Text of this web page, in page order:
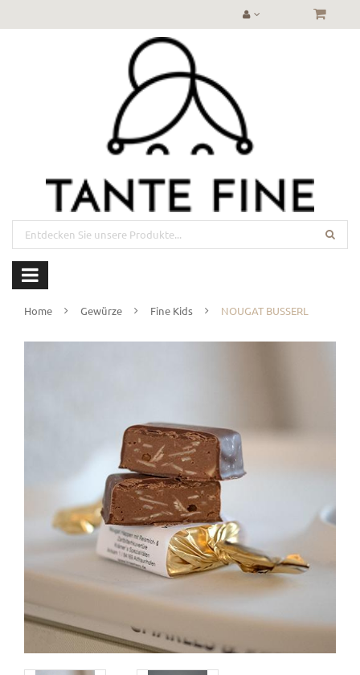
Home Gewürze Fine Kids NOUGAT BUSSERL